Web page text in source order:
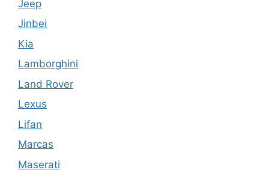
Jeep
Jinbei
Kia
Lamborghini
Land Rover
Lexus
Lifan
Marcas
Maserati